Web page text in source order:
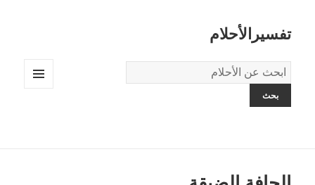
تفسيرالأحلام
قاموس
الاحلام: